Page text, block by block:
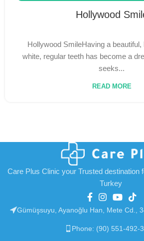
Hollywood
Hollywood SmileHaving a
white, regular teeth has become a
seeks...
READ MORE
Care Plus Clinic your Trusted destination
Turkey
Gümüşsuyu, Ayanoğlu Han, Mete Cd.,
Phone: (90) 551-492-